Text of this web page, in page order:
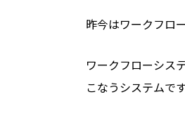
昨今はワークフロ
ワークフローシス
こなうシステムです